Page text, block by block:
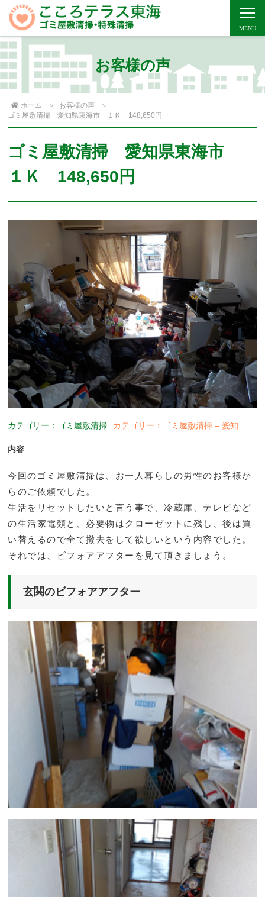
お客様の声
ホーム
お客様の声
ゴミ屋敷清掃 愛知県東海市 １Ｋ 148,650円
ゴミ屋敷清掃 愛知県東海市
１Ｋ 148,650円
カテゴリー：ゴミ屋敷清掃 カテゴリー：ゴミ屋敷清掃 – 愛知
内容
今回のゴミ屋敷清掃は、お一人暮らしの男性のお客様か
らのご依頼でした。
生活をリセットしたいと言う事で、冷蔵庫、テレビなど
の生活家電類と、必要物はクローゼットに残し、後は買
い替えるので全て撤去をして欲しいという内容でした。
それでは、ビフォアアフターを見て頂きましょう。
玄関のビフォアアフター